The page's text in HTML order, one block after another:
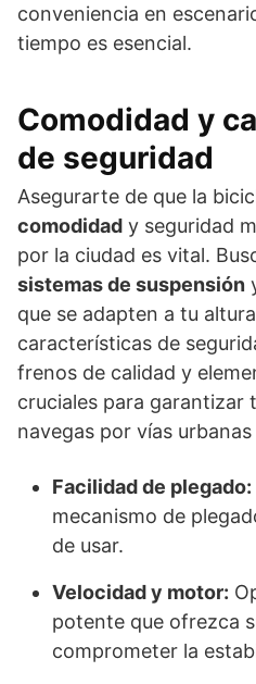
conveniencia en
tiempo es esencial.
Comodidad y
de seguridad
Asegurarte de que la
comodidad y seguridad
por la ciudad es vital.
sistemas de suspensión
que se adapten a tu
características de
frenos de calidad y
cruciales para
navegas por vías
Facilidad de plegado:
mecanismo de
de usar.
Velocidad y motor:
potente que ofrezca
comprometer la